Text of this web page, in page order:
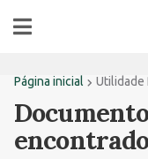
Página inicial Utilidade